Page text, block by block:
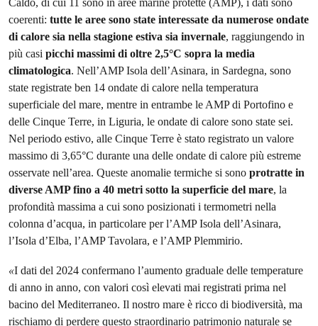
coerenti: tutte le aree sono state interessate da numerose ondate
di calore sia nella stagione estiva sia invernale, raggiungendo in
più casi picchi massimi di oltre 2,5°C sopra la media
climatologica. Nell’AMP Isola dell’Asinara, in Sardegna, sono
state registrate ben 14 ondate di calore nella temperatura
superficiale del mare, mentre in entrambe le AMP di Portofino e
delle Cinque Terre, in Liguria, le ondate di calore sono state sei.
Nel periodo estivo, alle Cinque Terre è stato registrato un valore
massimo di 3,65°C durante una delle ondate di calore più estreme
osservate nell’area. Queste anomalie termiche si sono protratte in
diverse AMP fino a 40 metri sotto la superficie del mare, la
profondità massima a cui sono posizionati i termometri nella
colonna d’acqua, in particolare per l’AMP Isola dell’Asinara,
l’Isola d’Elba, l’AMP Tavolara, e l’AMP Plemmirio.
«I dati del 2024 confermano l’aumento graduale delle temperature
di anno in anno, con valori così elevati mai registrati prima nel
bacino del Mediterraneo. Il nostro mare è ricco di biodiversità, ma
rischiamo di perdere questo straordinario patrimonio naturale se